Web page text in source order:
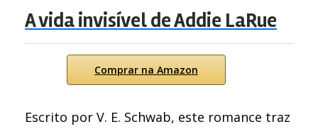
A vida invisível de Addie LaRue
Comprar na Amazon
Escrito por V. E. Schwab, este romance traz